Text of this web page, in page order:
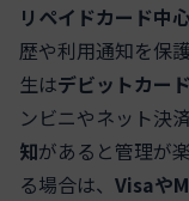
リペイドカード中
歴や利用通知を保
生はデビットカード
ンビニやネット決
知があると管理が
る場合は、 Visaや